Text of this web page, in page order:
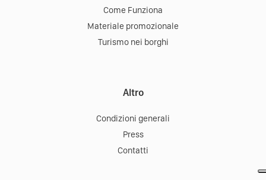
Come Funziona
Materiale promozionale
Turismo nei borghi
Altro
Condizioni generali
Press
Contatti